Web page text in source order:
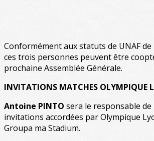
Conformément aux statuts de UNAF
ces trois personnes peuvent être
prochaine Assemblée Générale.
INVITATIONS MATCHES OLYMPIQUE
Antoine PINTO sera le responsable
invitations accordées par Olympique
Groupa ma Stadium.